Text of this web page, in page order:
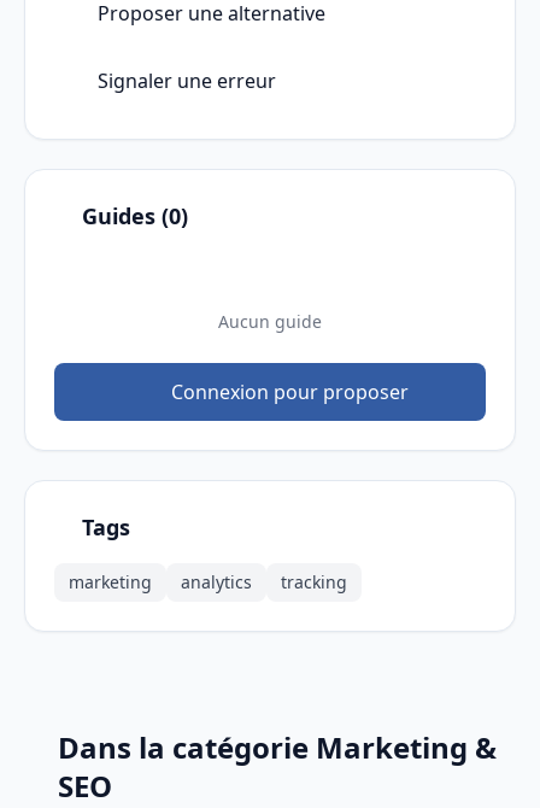
Proposer une alternative
Signaler une erreur
Guides (0)
Aucun guide
Connexion pour proposer
Tags
marketing analytics tracking
Dans la catégorie Marketing &
SEO